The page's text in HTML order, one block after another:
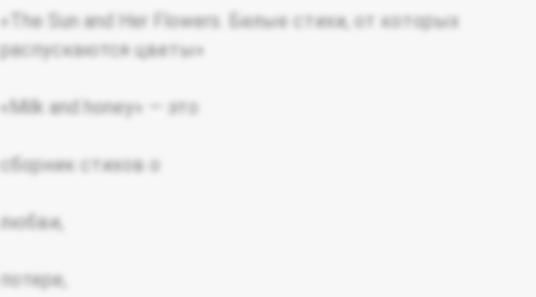
«The Sun and Her Flowers. Белые стихи, от которых
распускаются цветы»
«Milk and honey» — это
сборник стихов о
любви,
потере,